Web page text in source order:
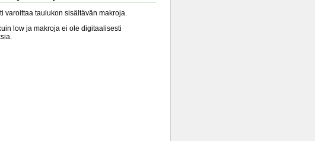
taulukon sisältävän makroja.
low ja makroja ei ole digitaalisesti